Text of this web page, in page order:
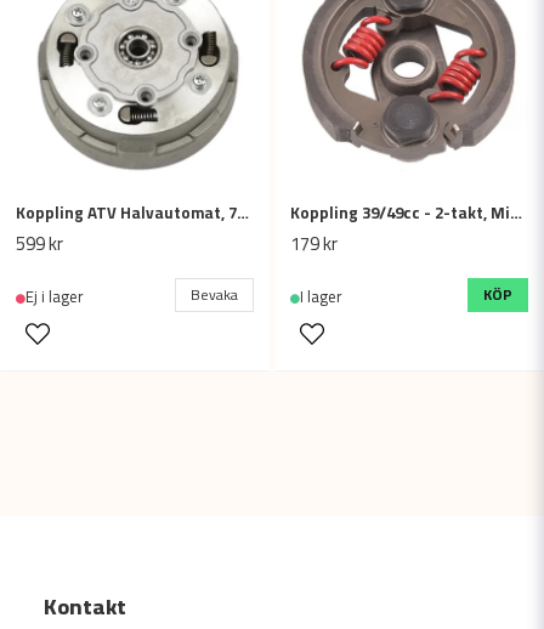
Koppling ATV Halvautomat, 70-125cc, 18T
599 kr
Ej i lager Bevaka
Koppling 39/49cc - 2-takt, Minicross / ATV / Minimoto, utan kilspår
179 kr
I lager KÖP
Kontakt